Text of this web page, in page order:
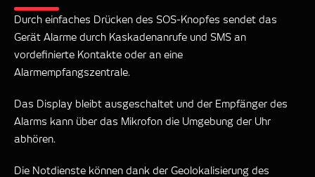
Durch einfaches Drücken des SOS-Knopfes sendet das
Gerät Alarme durch Kaskadenanrufe und SMS an
vordefinierte Kontakte oder an eine
Alarmempfangszentrale.
Das Display bleibt ausgeschaltet und der Empfänger des
Alarms kann über das Mikrofon die Umgebung der Uhr
abhören.
Die Notdienste können dank der Geolokalisierung des